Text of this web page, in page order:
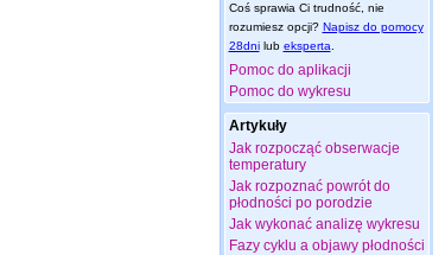
Coś sprawia Ci trudność, nie
rozumiesz opcji? Napisz do pomocy
28dnilub eksperta
Pomoc do aplikacji
Pomoc do wykresu
Artykuły
Jak rozpocząć obserwacje
temperatury
Jak rozpoznać powrót do
płodności po porodzie
Jak wykonać analizę wykresu
Fazy cyklu a objawy płodności